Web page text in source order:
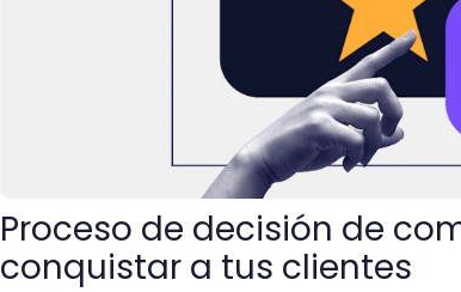
Proceso de decisión de
conquistar a tus clientes